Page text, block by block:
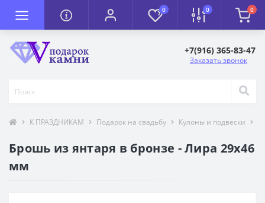
0 0 0
+7(916) 365-83-47
Заказать звонок
К ПРАЗДНИКАМ Подарок на свадьбу Кулоны и подвески
Брошь из янтаря в бронзе - Лира 29х46
мм